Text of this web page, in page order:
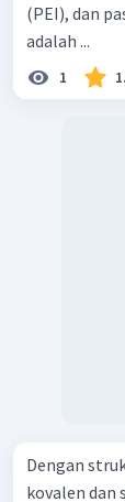
(PEI), dan
adalah ...
1
Dengan
kovalen dan